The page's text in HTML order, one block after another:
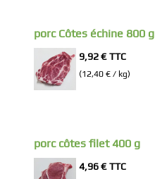
porc Côtes échine 800 g
9,92 € TTC
(12,40 € / kg)
porc côtes filet 400 g
4,96 € TTC